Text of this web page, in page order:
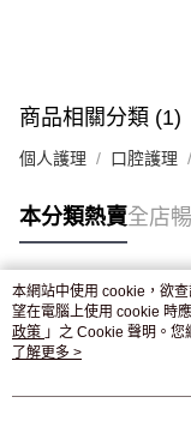
付款後門市自取，訂
商品相關分類 (1)
個人護理 口腔護理
本分類熱賣全店
熱門標籤
熱銷排行
本網站中使用 cookie，欲
望在電腦上使用 cookie 時
政策 」之 Cookie 聲明。
條款之 Cookie 聲明使用
了解更多 >